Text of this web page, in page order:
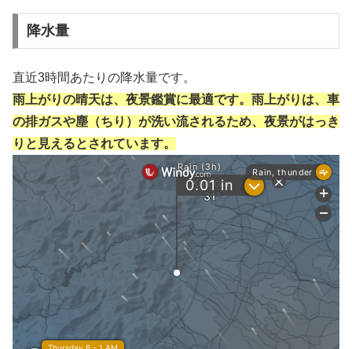
降水量
直近3時間あたりの降水量です。
雨上がりの晴天は、夜景鑑賞に最適です。雨上がりは、車
の排ガスや塵（ちり）が洗い流されるため、夜景がはっき
りと見えるとされています。